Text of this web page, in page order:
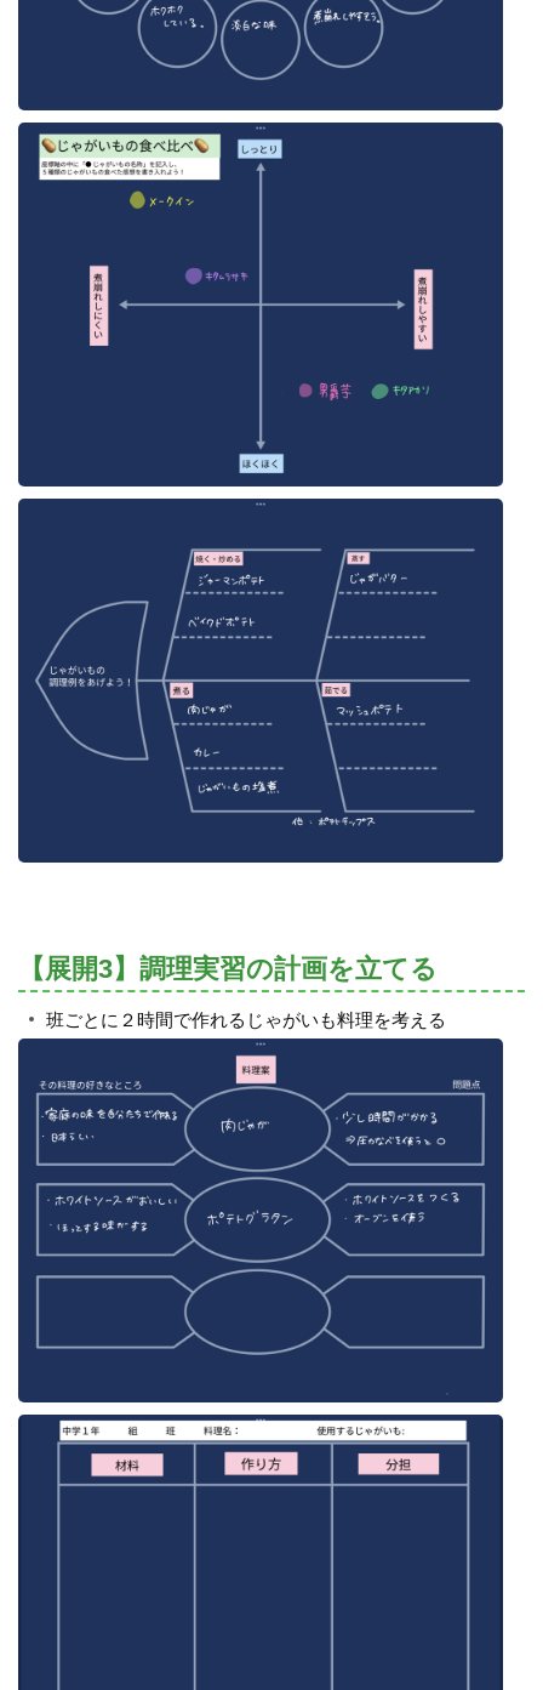
【展開3】調理実習の計画を立てる
班ごとに２時間で作れるじゃがいも料理を考える